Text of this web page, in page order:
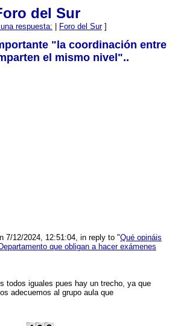
del Sur
respuesta: Foro del Sur]
"la coordinación entre
el mismo nivel"..
7/12/2024, 12:51:04, in reply to "Qué opináis
que obligan a hacer exámenes
todos iguales pues hay un trecho, ya que
adecuemos al grupo aula que